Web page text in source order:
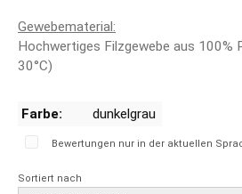
Gewebematerial:
Hochwertiges Filzgewebe aus 100%
30°C)
Farbe: dunkelgrau
Bewertungen nur in der aktuellen
Sortiert nach